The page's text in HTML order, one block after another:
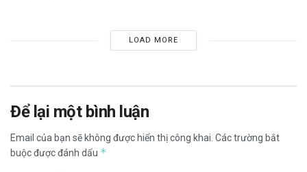
LOAD MORE
Để lại một bình luận
Email của bạn sẽ không được hiển thị công khai. Các trường bắt
buộc được đánh dấu *